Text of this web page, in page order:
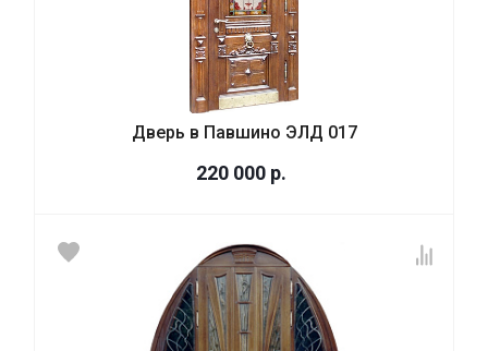
Дверь в Павшино ЭЛД 017
220 000 р.